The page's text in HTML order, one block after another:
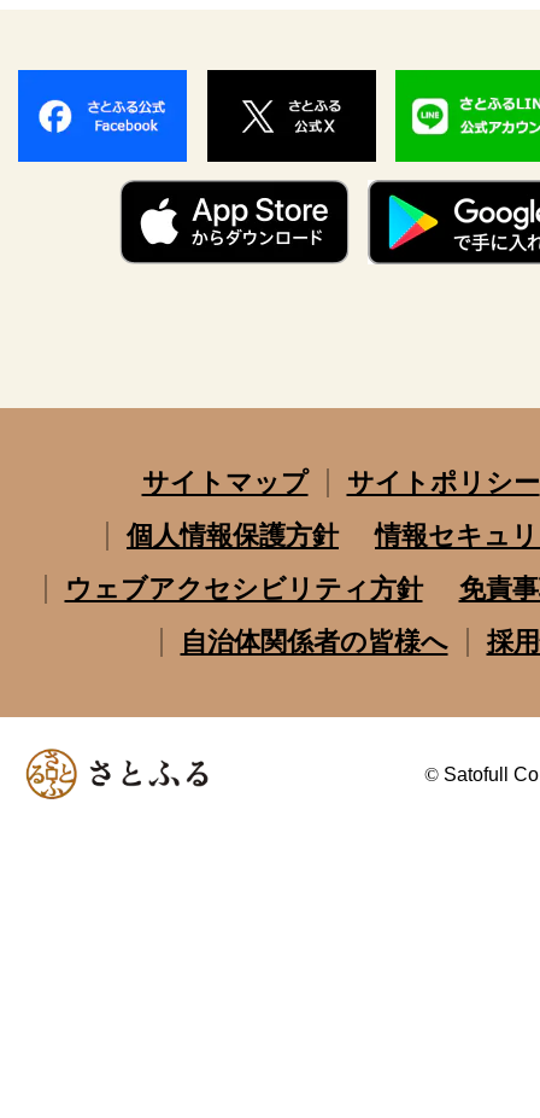
サイトマップ
サイトポリシー
個人情報保護方針
情報セキュ
ウェブアクセシビリティ方針
免責
自治体関係者の皆様へ
採
© Satofull